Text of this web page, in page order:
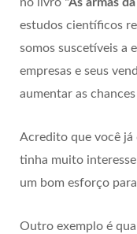
no livro “As armas
estudos científicos
somos suscetíveis a
empresas e seus
aumentar as
Acredito que você já
tinha muito
um bom esforço
Outro exemplo é